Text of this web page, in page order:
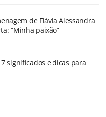
de Flávia Alessandra
“Minha paixão”
significados e dicas para